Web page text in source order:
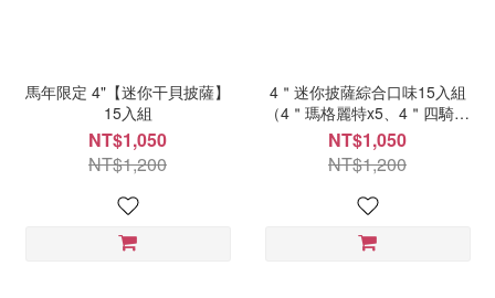
馬年限定 4"【迷你干貝披薩】
15入組
NT$1,050
NT$1,200
4＂迷你披薩綜合口味15入組
（4＂瑪格麗特x5、4＂四騎士
x5、4＂夏威夷x5）（無禮盒）
NT$1,050
NT$1,200